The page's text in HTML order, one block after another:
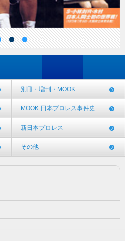
別冊・増刊・MOOK
MOOK 日本プロレス事件史
新日本プロレス
その他